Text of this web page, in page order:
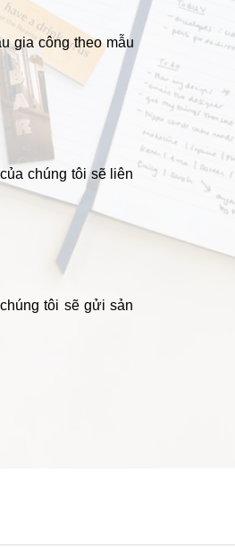
gia công theo mẫu
chúng tôi sẽ liên
tôi sẽ gửi sản